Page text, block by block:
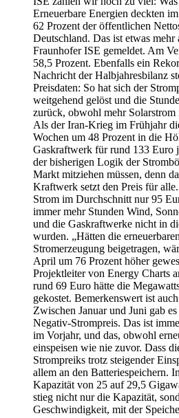
Erneuerbare Energien deckten
62 Prozent der öffentlichen
Deutschland. Das ist etwas
Fraunhofer ISE gemeldet. Am
58,5 Prozent. Ebenfalls ein
Nachricht der Halbjahresbilanz
Preisdaten: So hat sich der
weitgehend gelöst und die
zurück, obwohl mehr
Als der Iran-Krieg im Frühjahr
Wochen um 48 Prozent in die
Gaskraftwerk für rund 133 Euro
der bisherigen Logik der
Markt mitziehen müssen, denn
Kraftwerk setzt den Preis für
Strom im Durchschnitt nur 95
immer mehr Stunden Wind,
und die Gaskraftwerke nicht in
wurden. „Hätten die
Stromerzeugung beigetragen,
April um 76 Prozent höher
Projektleiter von Energy Charts
rund 69 Euro hätte die
gekostet. Bemerkenswert ist
Zwischen Januar und Juni gab
Negativ-Strompreis. Das ist
im Vorjahr, und das, obwohl
einspeisen wie nie zuvor. Dass
Strompreiks trotz steigender
allem an den Batteriespeichern.
Kapazität von 25 auf 29,5
stieg nicht nur die Kapazität,
Geschwindigkeit, mit der